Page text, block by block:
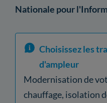
Nationale pour
Choisissez les
d'ampleur
Modernisation de
chauffage, isolation